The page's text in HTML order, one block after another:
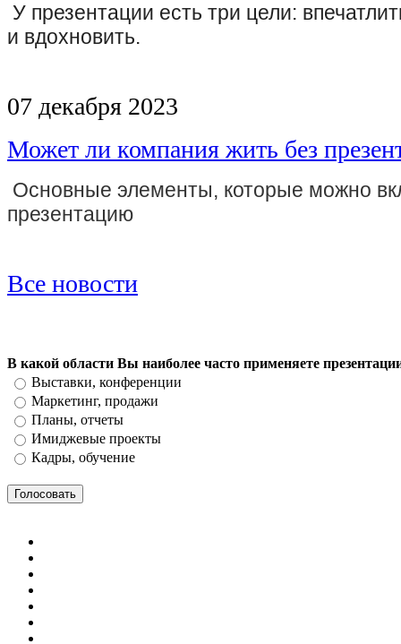
У презентации есть три цели:
и вдохновить.
07 декабря 2023
Может ли компания жить без
Основные элементы, которые можно
презентацию
Все новости
В какой области Вы наиболее часто применяете
Выставки, конференции
Маркетинг, продажи
Планы, отчеты
Имиджевые проекты
Кадры, обучение